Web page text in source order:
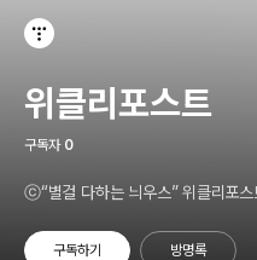
위클리포스트
구독자 0
ⓒ“별걸 다하는 늬우스” 위클리
구독하기 방명록